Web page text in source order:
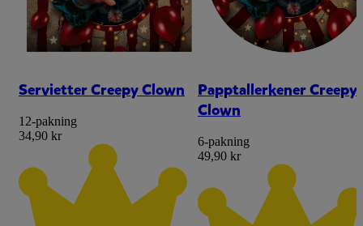
Servietter Creepy Clown
12-pakning
34,90 kr
Papptallerkener Creepy
Clown
6-pakning
49,90 kr